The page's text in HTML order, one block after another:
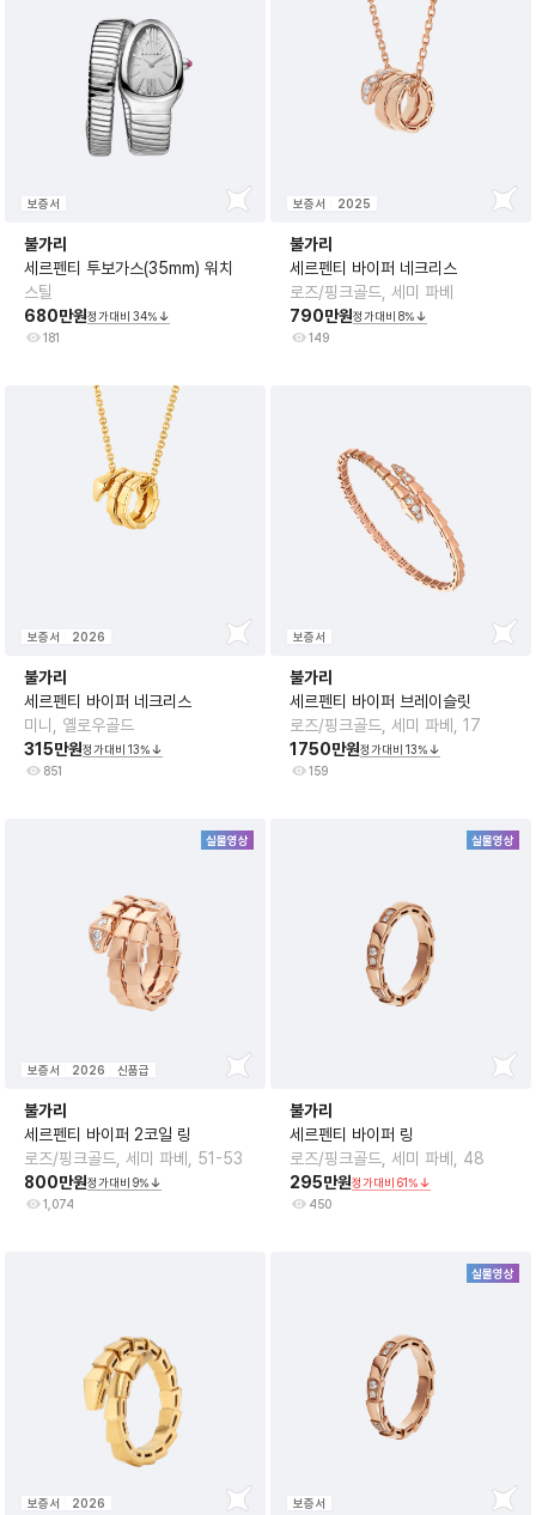
보증서
불가리
세르펜티 투보가스(35mm) 워치
스틸
680만원정가대비 34%
181
보증서 2025
불가리
세르펜티 바이퍼 네크리스
로즈/핑크골드, 세미 파베
790만원정가대비 8%
149
보증서 2026
불가리
세르펜티 바이퍼 네크리스
미니, 옐로우골드
315만원정가대비 13%
851
보증서
불가리
세르펜티 바이퍼 브레이슬릿
로즈/핑크골드, 세미 파베, 17
1750만원정가대비 13%
159
실물영상
보증서 2026 신품급
불가리
세르펜티 바이퍼 2코일 링
로즈/핑크골드, 세미 파베, 51-53
800만원정가대비 9%
1,074
실물영상
불가리
세르펜티 바이퍼 링
로즈/핑크골드, 세미 파베, 48
295만원정가대비 61%
450
보증서 2026
실물영상
보증서